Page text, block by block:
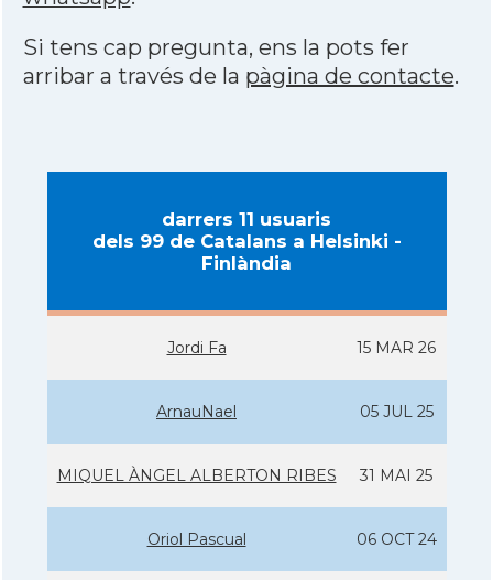
Si tens cap pregunta, ens la pots fer
arribar a través de la pàgina de contacte.
darrers 11 usuaris
dels 99 de Catalans a Helsinki -
Finlàndia
Jordi Fa 15 MAR 26
ArnauNael 05 JUL 25
MIQUEL ÀNGEL ALBERTON RIBES 31 MAI 25
Oriol Pascual 06 OCT 24